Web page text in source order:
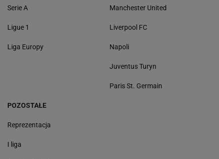
Serie A
Ligue 1
Liga Europy
Manchester United
Liverpool FC
Napoli
Juventus Turyn
Paris St. Germain
POZOSTAŁE
Reprezentacja
I liga